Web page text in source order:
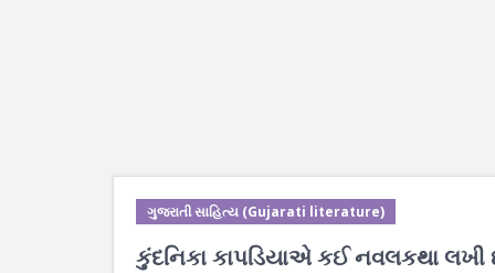
ગુજરાતી સાહિત્ય (Gujarati literature)
કુંદનિકા કાપડિયાએ કઈ નવલકથા લખી